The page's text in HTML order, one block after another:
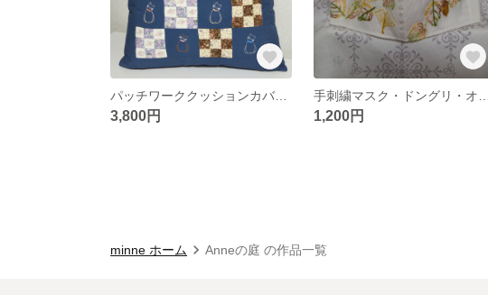
パッチワーククッションカバー・ブルー・ネコ
3,800円 1,200円
minne ホーム Anneの庭 の作品一覧